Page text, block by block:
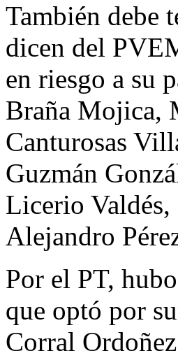
También debe
dicen del
en riesgo a su
Braña Mojica,
Canturosas
Guzmán
Licerio
Alejandro
Por el PT,
que optó por
Corral